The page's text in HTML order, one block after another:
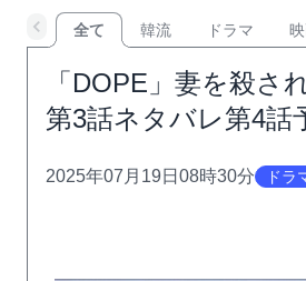
全て 韓流 ドラマ
「DOPE」妻を殺
第3話ネタバレ第4話
2025年07月19日08時30分 ドラ